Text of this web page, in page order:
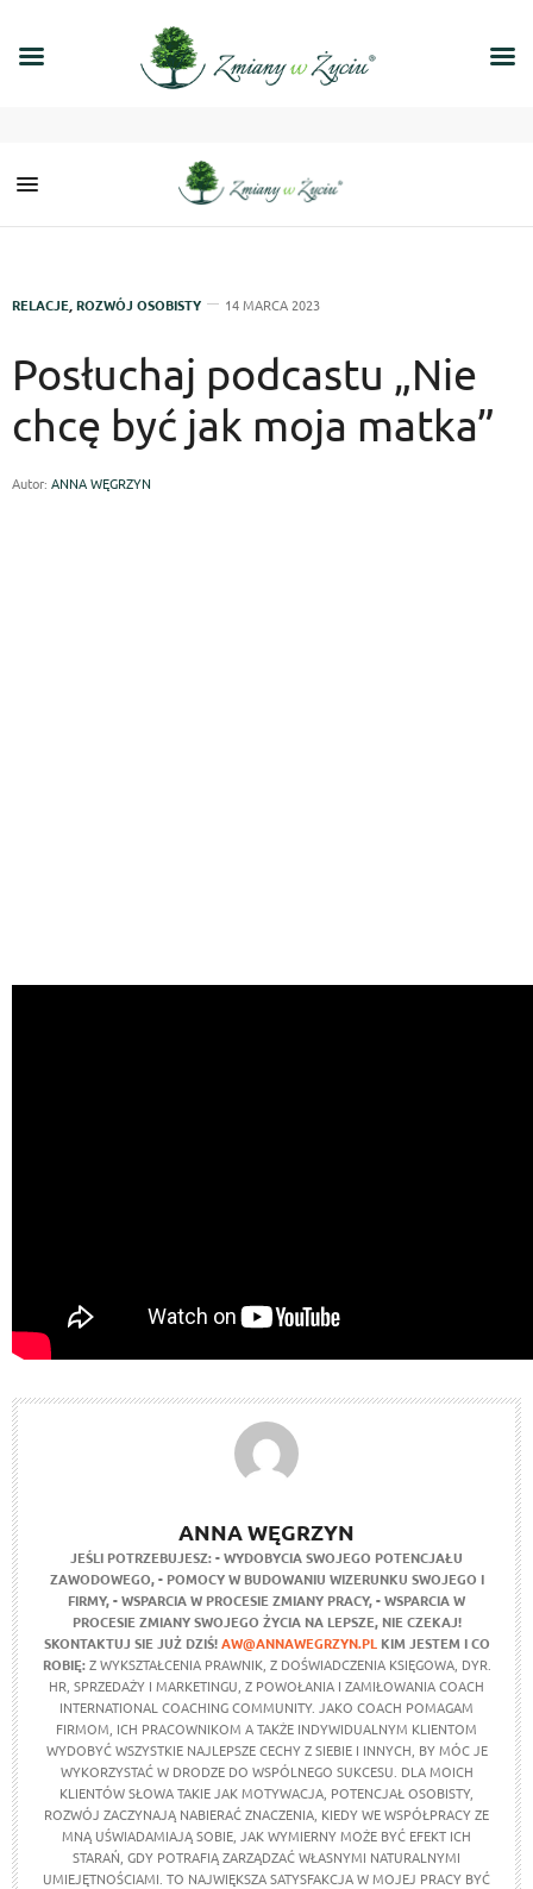
RELACJE ROZWÓJ OSOBISTY 14 MARCA 2023
Posłuchaj podcastu „Nie
chcę być jak moja matka”
Autor: ANNA WĘGRZYN
ANNA WĘGRZYN
JEŚLI POTRZEBUJESZ:- WYDOBYCIA SWOJEGO POTENCJAŁU
ZAWODOWEGO, - POMOCY W BUDOWANIU WIZERUNKU SWOJEGO I
FIRMY,- WSPARCIA W PROCESIE ZMIANY PRACY,- WSPARCIA W
PROCESIE ZMIANY SWOJEGO ŻYCIA NA LEPSZE, NIE CZEKAJ!
SKONTAKTUJ SIE JUŻ DZIŚ!AW@ANNAWEGRZYN.PL KIM JESTEM I CO
ROBIĘ:Z WYKSZTAŁCENIA PRAWNIK, Z DOŚWIADCZENIA KSIĘGOWA, DYR.
HR, SPRZEDAŻY I MARKETINGU, Z POWOŁANIA I ZAMIŁOWANIA COACH
INTERNATIONAL COACHING COMMUNITY. JAKO COACH POMAGAM
FIRMOM, ICH PRACOWNIKOM A TAKŻE INDYWIDUALNYM KLIENTOM
WYDOBYĆ WSZYSTKIE NAJLEPSZE CECHY Z SIEBIE I INNYCH, BY MÓC JE
WYKORZYSTAĆ W DRODZE DO WSPÓLNEGO SUKCESU. DLA MOICH
KLIENTÓW SŁOWA TAKIE JAK MOTYWACJA, POTENCJAŁ OSOBISTY,
ROZWÓJ ZACZYNAJĄ NABIERAĆ ZNACZENIA, KIEDY WE WSPÓŁPRACY ZE
MNĄ UŚWIADAMIAJĄ SOBIE, JAK WYMIERNY MOŻE BYĆ EFEKT ICH
STARAŃ, GDY POTRAFIĄ ZARZĄDZAĆ WŁASNYMI NATURALNYMI
UMIEJĘTNOŚCIAMI. TO NAJWIĘKSZA SATYSFAKCJA W MOJEJ PRACY BYĆ